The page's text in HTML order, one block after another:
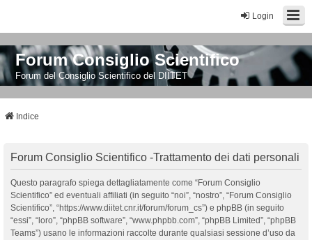
Login
Forum Consiglio Scientifico
Forum del Consiglio Scientifico del DIITET
Indice
Forum Consiglio Scientifico -Trattamento dei dati personali
Questo paragrafo spiega dettagliatamente come “Forum Consiglio
Scientifico” ed eventuali affiliati (in seguito “noi”, “nostro”, “Forum Consiglio
Scientifico”, “https://www.diitet.cnr.it/forum/forum_cs”) e phpBB (in seguito
“essi”, “loro”, “phpBB software”, “www.phpbb.com”, “phpBB Limited”, “phpBB
Teams”) usano le informazioni raccolte durante qualsiasi sessione d’uso da